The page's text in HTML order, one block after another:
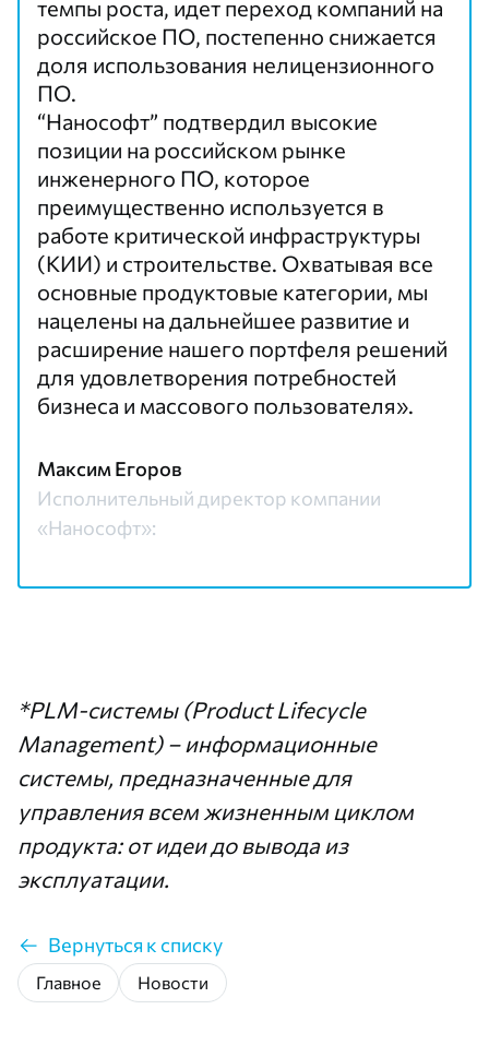
Вернуться к списку
Главное Новости
темпы роста, идет переход компаний на
российское ПО, постепенно снижается
доля использования нелицензионного
ПО.
“Нанософт” подтвердил высокие
позиции на российском рынке
инженерного ПО, которое
преимущественно используется в
работе критической инфраструктуры
(КИИ) и строительстве. Охватывая все
основные продуктовые категории, мы
нацелены на дальнейшее развитие и
расширение нашего портфеля решений
для удовлетворения потребностей
бизнеса и массового пользователя».
Максим Егоров
Исполнительный директор компании
«Нанософт»:
*PLM-системы (Product Lifecycle
Management) – информационные
системы, предназначенные для
управления всем жизненным циклом
продукта: от идеи до вывода из
эксплуатации.